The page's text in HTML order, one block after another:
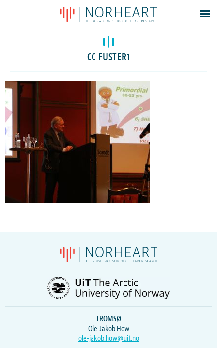
Latest news
Events
Members
Contacts
About
Log In
CC FUSTER1
TROMSØ
Ole-Jakob How
ole-jakob.how@uit.no